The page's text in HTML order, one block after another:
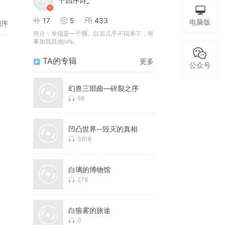
17 5 433
简介： 幸福是一个圈。以后几乎不回来了，有
事加我其他lxfs。
TA的专辑 更多
幻兽三部曲—碎裂之序
59
凹凸世界--毁灭的真相
3916
白璃的博物馆
278
白狼雾的旅途
0
电脑版
公众号